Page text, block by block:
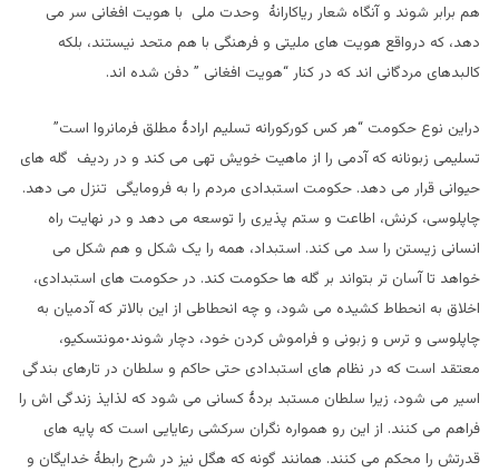
هم برابر شوند و آنگاه شعار ریاکارانۀ وحدت ملی با هویت افغانی سر می
دهد، که درواقع هویت های ملیتی و فرهنگی با هم متحد نیستند، بلکه
کالبدهای مردگانی اند که در کنار “هویت افغانی ” دفن شده اند.
دراین نوع حکومت “هر کس کورکورانه تسلیم ارادۀ مطلق فرمانروا است”
تسلیمی زبونانه که آدمی را از ماهیت خویش تهی می کند و در ردیف گله های
حیوانی قرار می دهد. حکومت استبدادی مردم را به فرومایگی تنزل می دهد.
چاپلوسی، کرنش، اطاعت و ستم پذیری را توسعه می دهد و در نهایت راه
انسانی زیستن را سد می کند. استبداد، همه را یک شکل و هم شکل می
خواهد تا آسان تر بتواند بر گله ها حکومت کند. در حکومت های استبدادی،
اخلاق به انحطاط کشیده می شود، و چه انحطاطی از این بالاتر که آدمیان به
چاپلوسی و ترس و زبونی و فراموش کردن خود، دچار شوند٠مونتسکیو،
معتقد است که در نظام های استبدادی حتی حاکم و سلطان در تارهای بندگی
اسیر می شود، زیرا سلطان مستبد بردۀ کسانی می شود که لذایذ زندگی اش را
فراهم می کنند. از این رو همواره نگران سرکشی رعایایی است که پایه های
قدرتش را محکم می کنند. همانند گونه که هگل نیز در شرح رابطۀ خدایگان و